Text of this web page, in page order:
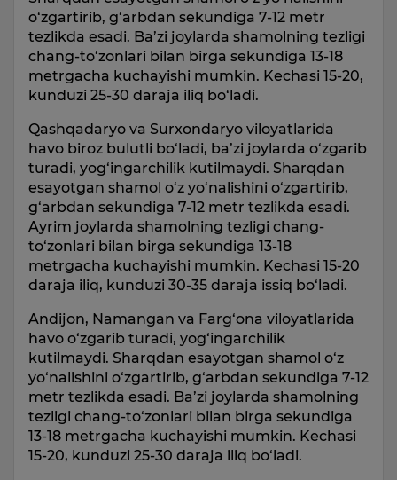
o‘zgartirib, g‘arbdan sekundiga 7-12 metr
tezlikda esadi. Ba’zi joylarda shamolning tezligi
chang-to‘zonlari bilan birga sekundiga 13-18
metrgacha kuchayishi mumkin. Kechasi 15-20,
kunduzi 25-30 daraja iliq bo‘ladi.
Qashqadaryo va Surxondaryo viloyatlarida
havo biroz bulutli bo‘ladi, ba’zi joylarda o‘zgarib
turadi, yog‘ingarchilik kutilmaydi. Sharqdan
esayotgan shamol o‘z yo‘nalishini o‘zgartirib,
g‘arbdan sekundiga 7-12 metr tezlikda esadi.
Ayrim joylarda shamolning tezligi chang-
to‘zonlari bilan birga sekundiga 13-18
metrgacha kuchayishi mumkin. Kechasi 15-20
daraja iliq, kunduzi 30-35 daraja issiq bo‘ladi.
Andijon, Namangan va Farg‘ona viloyatlarida
havo o‘zgarib turadi, yog‘ingarchilik
kutilmaydi. Sharqdan esayotgan shamol o‘z
yo‘nalishini o‘zgartirib, g‘arbdan sekundiga 7-12
metr tezlikda esadi. Ba’zi joylarda shamolning
tezligi chang-to‘zonlari bilan birga sekundiga
13-18 metrgacha kuchayishi mumkin. Kechasi
15-20, kunduzi 25-30 daraja iliq bo‘ladi.